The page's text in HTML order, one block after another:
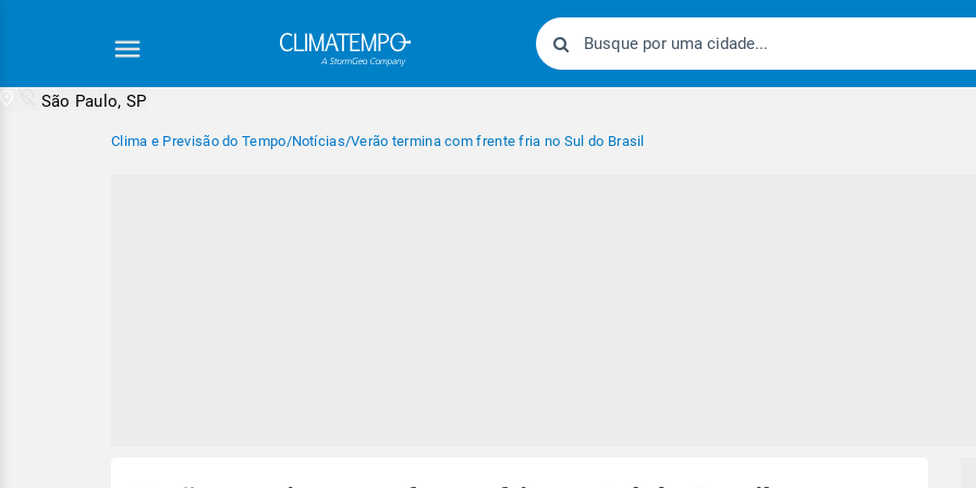
São Paulo, SP
Clima e Previsão do Tempo/Notícias/Verão termina com frente fria no Sul do Brasil